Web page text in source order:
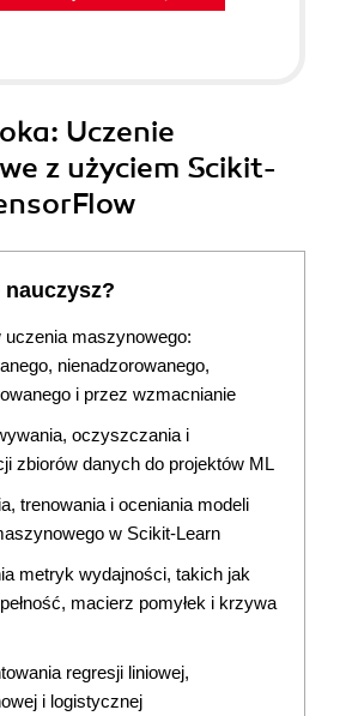
: Uczenie
z użyciem Scikit-
nauczysz?
uczenia maszynowego:
nienadzorowanego,
i przez wzmacnianie
oczyszczania i
zbiorów danych do projektów ML
trenowania i oceniania modeli
w Scikit-Learn
metryk wydajności, takich jak
macierz pomyłek i krzywa
regresji liniowej,
i logistycznej